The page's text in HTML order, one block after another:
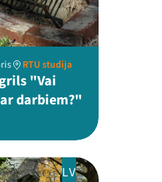
RTU studija
"Vai
darbiem?"
LV